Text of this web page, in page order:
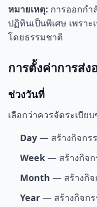
หมายเหตุ: การออกกำ
ปฏิทินเป็นพิเศษ เพรา
โดยธรรมชาติ
การตั้งค่าการส่ง
ช่วงวันที่
เลือกว่าควรจัดระเบีย
Day — สร้างกิจกร
Week — สร้างกิจ
Month — สร้างกิจ
Year — สร้างกิจก